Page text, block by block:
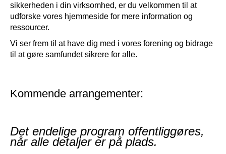
sikkerheden i din virksomhed, er du velkommen til at
udforske vores hjemmeside for mere information og
ressourcer.
Vi ser frem til at have dig med i vores forening og bidrage
til at gøre samfundet sikrere for alle.
Kommende arrangementer:
Det endelige program offentliggøres,
når alle detaljer er på plads.